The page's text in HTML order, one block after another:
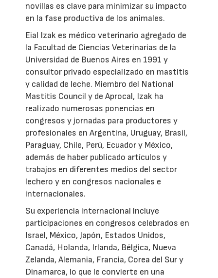
novillas es clave para minimizar su impacto
en la fase productiva de los animales.
Eial Izak es médico veterinario agregado de
la Facultad de Ciencias Veterinarias de la
Universidad de Buenos Aires en 1991 y
consultor privado especializado en mastitis
y calidad de leche. Miembro del National
Mastitis Council y de Aprocal, Izak ha
realizado numerosas ponencias en
congresos y jornadas para productores y
profesionales en Argentina, Uruguay, Brasil,
Paraguay, Chile, Perú, Ecuador y México,
además de haber publicado artículos y
trabajos en diferentes medios del sector
lechero y en congresos nacionales e
internacionales.
Su experiencia internacional incluye
participaciones en congresos celebrados en
Israel, México, Japón, Estados Unidos,
Canadá, Holanda, Irlanda, Bélgica, Nueva
Zelanda, Alemania, Francia, Corea del Sur y
Dinamarca, lo que le convierte en una